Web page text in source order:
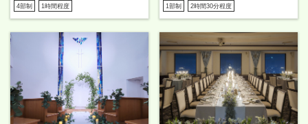
4部制 1時間程度 1部制 2時間30分程度